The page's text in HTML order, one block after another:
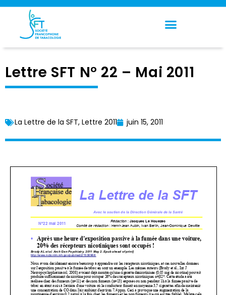
Panneau de gestion des cookies
Lettre SFT N° 22 – Mai 2011
La Lettre de la SFT, Lettre 2011 juin 15, 2011